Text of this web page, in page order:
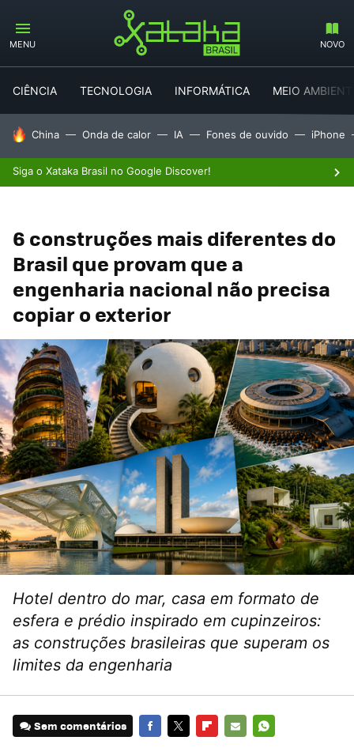
MENU NOVO
CIÊNCIA TECNOLOGIA INFORMÁTICA MEIO
TENDÊNCIAS DO DIA
China Onda de calor IA Fones de ouvido iPhone
Siga o Xataka Brasil no Google Discover!
6 construções mais diferentes do
Brasil que provam que a
engenharia nacional não precisa
copiar o exterior
Hotel dentro do mar, casa em formato de
esfera e prédio inspirado em cupinzeiros:
as construções brasileiras que superam os
limites da engenharia
Sem comentários